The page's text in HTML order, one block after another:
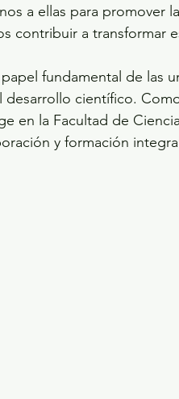
a ellas para promover
contribuir a transformar
fundamental de las
desarrollo científico.
en la Facultad de
y formación